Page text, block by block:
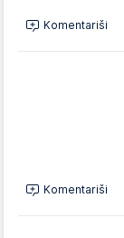
Komentariši
Komentariši